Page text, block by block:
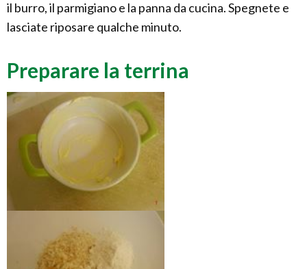
il burro, il parmigiano e la panna da cucina. Spegnete e
lasciate riposare qualche minuto.
Preparare la terrina